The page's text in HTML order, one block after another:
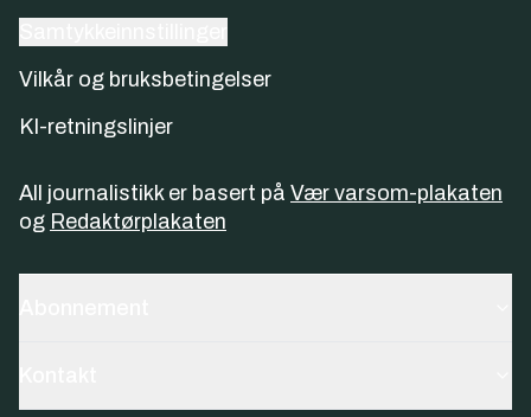
Vilkår og bruksbetingelser
KI-retningslinjer
All journalistikk er basert på Vær varsom-plakaten
og Redaktørplakaten